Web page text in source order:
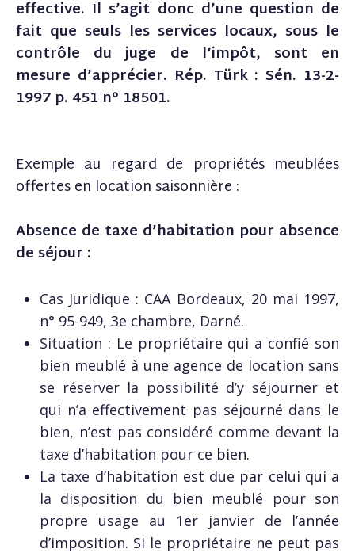
effective. Il s’agit donc d’une question de
fait que seuls les services locaux, sous le
contrôle du juge de l’impôt, sont en
mesure d’apprécier. Rép. Türk : Sén. 13-2-
1997 p. 451 n° 18501.
Exemple au regard de propriétés meublées
offertes en location saisonnière :
Absence de taxe d’habitation pour absence
de séjour :
Cas Juridique : CAA Bordeaux, 20 mai 1997,
n° 95-949, 3e chambre, Darné.
Situation : Le propriétaire qui a confié son
bien meublé à une agence de location sans
se réserver la possibilité d’y séjourner et
qui n’a effectivement pas séjourné dans le
bien, n’est pas considéré comme devant la
taxe d’habitation pour ce bien.
La taxe d’habitation est due par celui qui a
la disposition du bien meublé pour son
propre usage au 1er janvier de l’année
d’imposition. Si le propriétaire ne peut pas